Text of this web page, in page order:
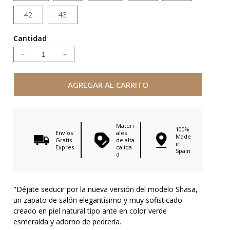
42 43
Cantidad
Reducir
Aumentar
para
SHASA
AGREGAR AL CARRITO
Envíos
Gratis
Expres
Materi
ales
de alta
calida
d
100%
Made
in
Spain
"Déjate seducir por la nueva versión del modelo Shasa,
un zapato de salón elegantísimo y muy sofisticado
creado en piel natural tipo ante en color verde
esmeralda y adorno de pedrería.